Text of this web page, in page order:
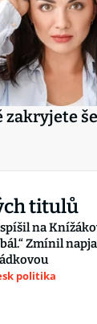
zakryjete
titulů
na
Zmínil
politika